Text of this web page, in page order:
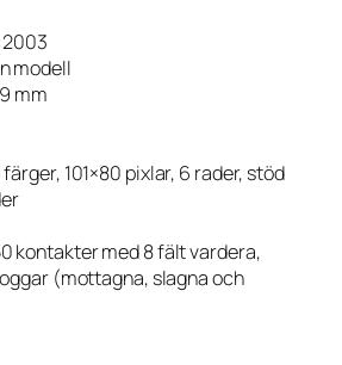
modell
mm
101×80 pixlar, 6 rader, stöd
kontakter med 8 fält vardera,
(mottagna, slagna och